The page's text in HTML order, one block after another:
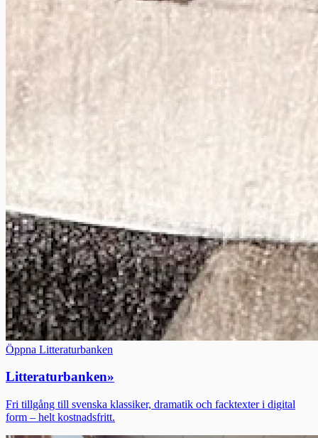
Öppna Litteraturbanken
Litteraturbanken»
Fri tillgång till svenska klassiker, dramatik och facktexter i digital
form – helt kostnadsfritt.